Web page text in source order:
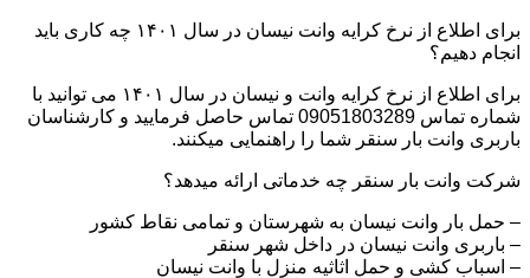
برای اطلاع از نرخ کرایه وانت نیسان در سال ۱۴۰۱ چه کاری باید
انجام دهیم؟
برای اطلاع از نرخ کرایه وانت و نیسان در سال ۱۴۰۱ می توانید با
شماره تماس 09051803289 تماس حاصل فرمایید و کارشناسان
باربری وانت بار سنقر شما را راهنمایی میکنند.
شرکت وانت بار سنقر چه خدماتی ارائه میدهد؟
– حمل بار وانت نیسان به شهرستان و تمامی نقاط کشور
– باربری وانت نیسان در داخل شهر سنقر
– اسباب کشی و حمل اثاثیه منزل با وانت نیسان